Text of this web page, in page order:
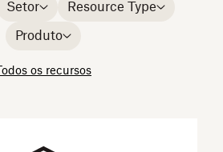
Setor Resource Type
Produto
Todos os recursos